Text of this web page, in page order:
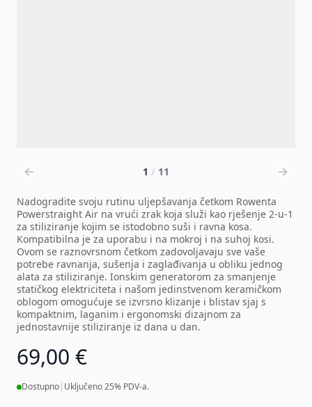
1 / 11
Nadogradite svoju rutinu uljepšavanja četkom Rowenta
Powerstraight Air na vrući zrak koja služi kao rješenje 2-u-1
za stiliziranje kojim se istodobno suši i ravna kosa.
Kompatibilna je za uporabu i na mokroj i na suhoj kosi.
Ovom se raznovrsnom četkom zadovoljavaju sve vaše
potrebe ravnanja, sušenja i zaglađivanja u obliku jednog
alata za stiliziranje. Ionskim generatorom za smanjenje
statičkog elektriciteta i našom jedinstvenom keramičkom
oblogom omogućuje se izvrsno klizanje i blistav sjaj s
kompaktnim, laganim i ergonomski dizajnom za
jednostavnije stiliziranje iz dana u dan.
69,00 €
Dostupno| Uključeno 25% PDV-a.